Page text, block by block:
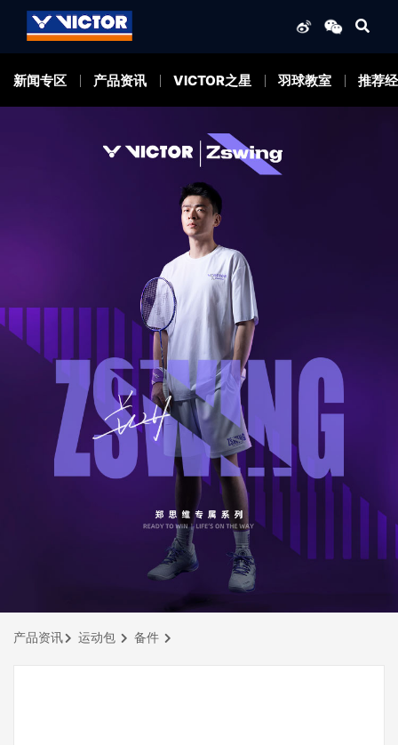
新闻专区 产品资讯 VICTOR之星 羽球教室 推荐
产品资讯 运动包 备件